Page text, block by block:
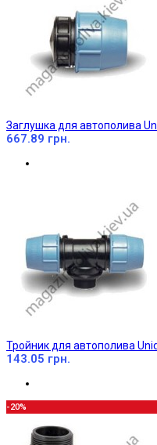
Заглушка для автополива
667.89 грн.
Тройник для автополива
143.05 грн.
-20%